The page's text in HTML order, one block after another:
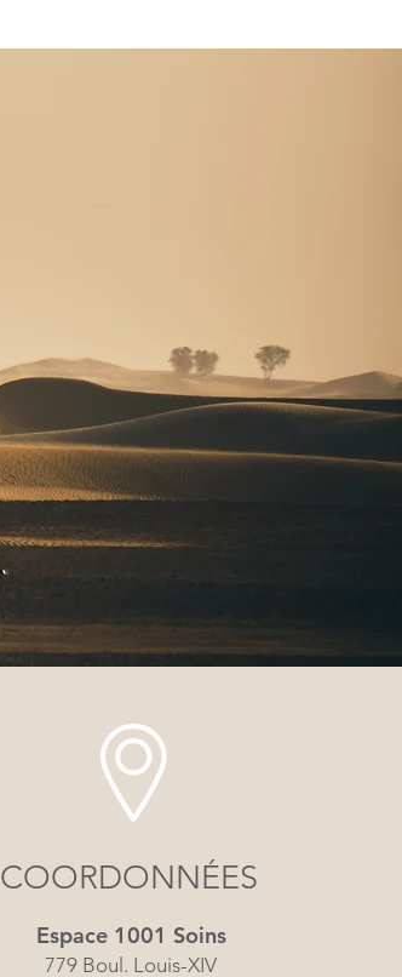
COORDONNÉES
Espace 1001 Soins
779 Boul. Louis-XIV